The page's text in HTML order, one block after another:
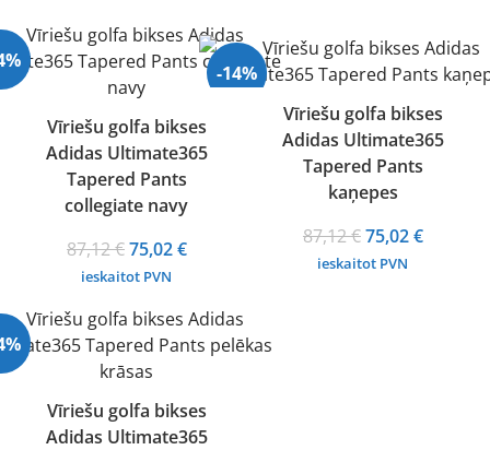
Vīriešu golfa bikses
Adidas Ultimate365
Tapered Pants
collegiate navy
87,12€Original
price
87,12 €.
75,02€Current
75,02 €.
ieskaitot PVN
-14%
Vīriešu golfa bikses
Adidas Ultimate365
Tapered Pants
kaņepes
87,12€Original
price
75,02€Current
ieskaitot PVN
Vīriešu golfa bikses
Adidas Ultimate365